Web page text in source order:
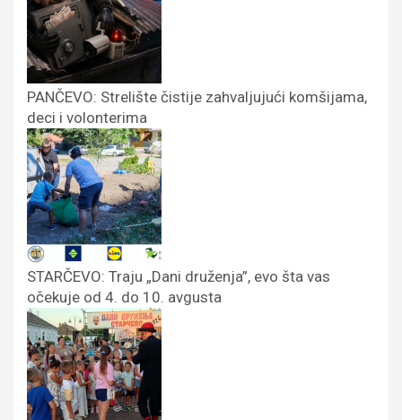
PANČEVO: Strelište čistije zahvaljujući komšijama,
deci i volonterima
STARČEVO: Traju „Dani druženja”, evo šta vas
očekuje od 4. do 10. avgusta